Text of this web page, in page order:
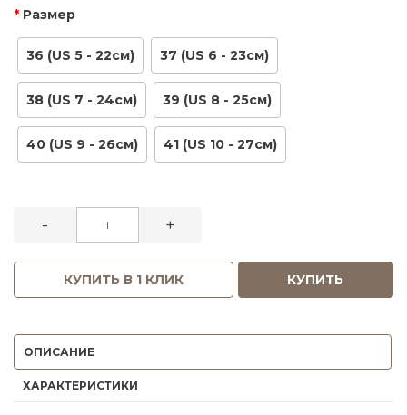
Размер
36 (US 5 - 22см) 37 (US 6 - 23см)
38 (US 7 - 24см) 39 (US 8 - 25см)
40 (US 9 - 26см) 41 (US 10 - 27см)
- +
КУПИТЬ В 1 КЛИК КУПИТЬ
ОПИСАНИЕ
ХАРАКТЕРИСТИКИ